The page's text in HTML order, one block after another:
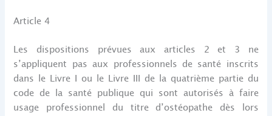
Article 4
Les dispositions prévues aux articles 2 et 3 ne
s’appliquent pas aux professionnels de santé inscrits
dans le Livre I ou le Livre III de la quatrième partie du
code de la santé publique qui sont autorisés à faire
usage professionnel du titre d’ostéopathe dès lors